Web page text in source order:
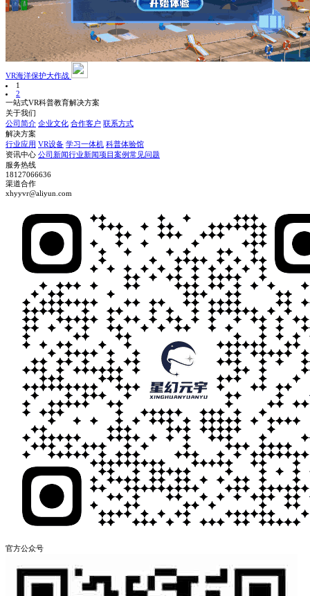
VR海洋保护大作战
1
2
一站式VR科普教育解决方案
关于我们
公司简介 企业文化 合作客户 联系方式
解决方案
行业应用 VR设备 学习一体机 科普体验馆
资讯中心 公司新闻行业新闻项目案例常见问题
服务热线
18127066636
渠道合作
xhyyvr@aliyun.com
官方公众号